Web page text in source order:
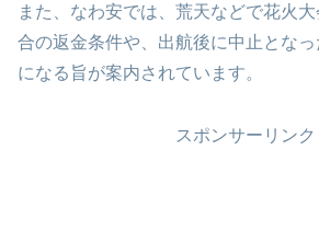
また、なわ安では、荒天などで花火
合の返金条件や、出航後に中止とな
になる旨が案内されています。
スポンサーリンク